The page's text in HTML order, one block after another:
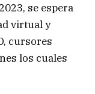
se espera
virtual y
cursores
los cuales